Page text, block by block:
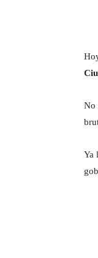
No
Ya